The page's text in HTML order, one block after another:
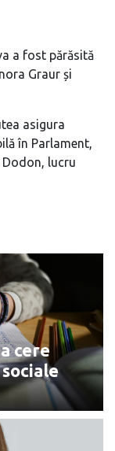
a fost părăsită
Graur și
asigura
în Parlament,
lucru
cere